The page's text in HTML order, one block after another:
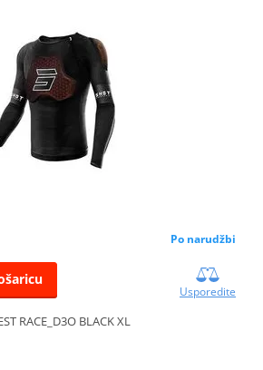
Po narudžbi
Usporedite
RACE_D3O BLACK XL